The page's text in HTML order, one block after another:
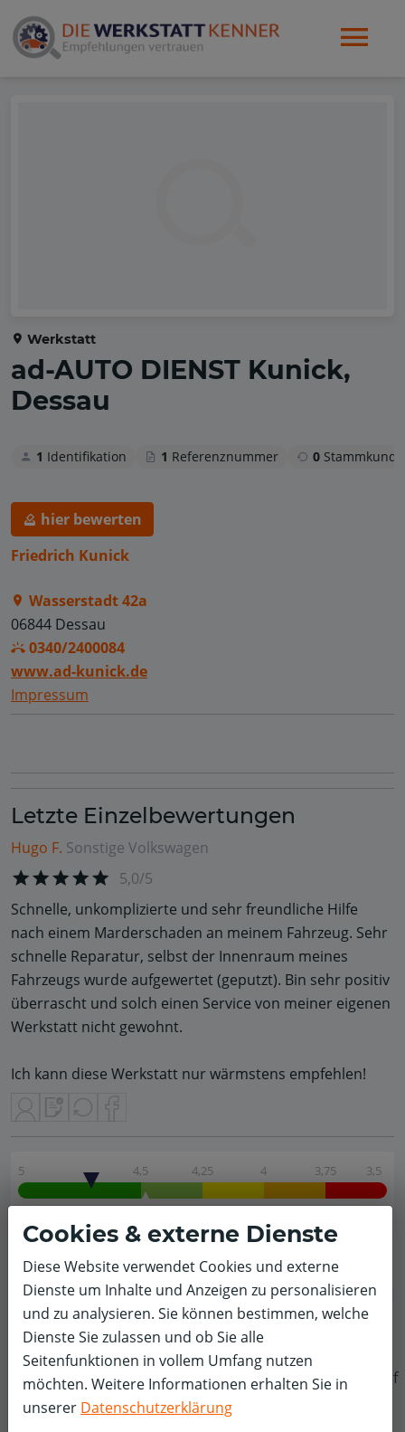
Werkstatt
ad-AUTO DIENST Kunick,
Dessau
1 Identifikation 1 Referenznummer 0 Stammkunde
hier bewerten
Friedrich Kunick
Wasserstadt 42a
06844 Dessau
0340/2400084
www.ad-kunick.de
Impressum
Letzte Einzelbewertungen
Hugo F. Sonstige Volkswagen
5,0/5
Schnelle, unkomplizierte und sehr freundliche Hilfe
nach einem Marderschaden an meinem Fahrzeug. Sehr
schnelle Reparatur, selbst der Innenraum meines
Fahrzeugs wurde aufgewertet (geputzt). Bin sehr positiv
überrascht und solch einen Service von meiner eigenen
Werkstatt nicht gewohnt.
Ich kann diese Werkstatt nur wärmstens empfehlen!
5 4,5 4,25 4 3,75 3,5
4,48
Marktschnitt
Gesamtbewertung der hier angezeigten Werkstatt dar.
Gruppe
Weitere62 Standorte in 10 Postleitzahlen
gebiet(en)
Cookies & externe Dienste
Diese Website verwendet Cookies und externe
Dienste um Inhalte und Anzeigen zu personalisieren
und zu analysieren. Sie können bestimmen, welche
Dienste Sie zulassen und ob Sie alle
Seitenfunktionen in vollem Umfang nutzen
möchten. Weitere Informationen erhalten Sie in
unserer Datenschutzerklärung
f